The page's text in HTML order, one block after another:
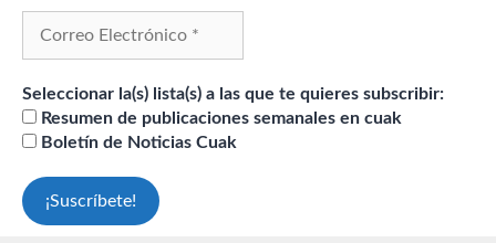
Seleccionar la(s) lista(s) a las que te quieres subscribir:
Resumen de publicaciones semanales en cuak
Boletín de Noticias Cuak